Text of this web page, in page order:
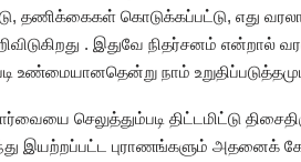
தணிக்கைகள் கொடுக்கப்பட்டு, எது
. இதுவே நிதர்சனம் என்றால்
உண்மையானதென்று நாம்
செலுத்தும்படி திட்டமிட்டு
இயற்றப்பட்ட புராணங்களும் அதனைக்